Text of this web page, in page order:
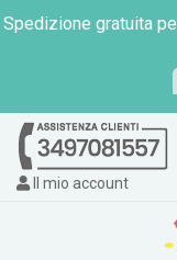
Spedizione gratuita
Il mio account